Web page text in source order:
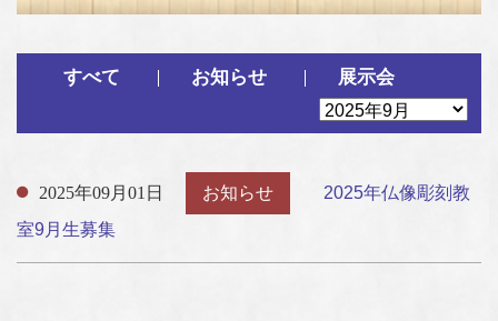
すべて お知らせ 展示会
2025年09月01日 お知らせ
2025年仏像彫刻教
室9月生募集